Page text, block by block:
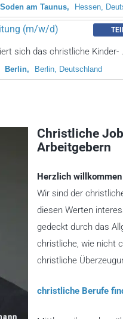
am Taunus Hessen,
(m/w/d)
sich das christliche Kinder-
Berlin Berlin, Deutschland
Christliche
Arbeitgebern
Herzlich
Wir sind der
diesen Werten
gedeckt durch das
christliche, wie nicht
christliche
christliche Berufe